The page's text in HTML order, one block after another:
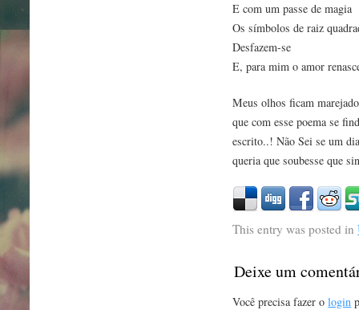
E com um passe de magia
Os símbolos de raiz
Desfazem-se
E, para mim o amor
Meus olhos ficam
que com esse poema se
escrito..! Não Sei se um
queria que soubesse que
This entry was posted in
Deixe um
Você precisa fazer ologin